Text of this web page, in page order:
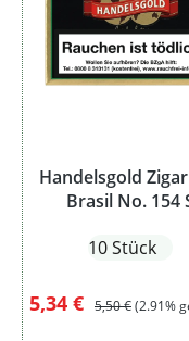
Handelsgold
Brasil No. 154
10 Stück
Verkaufspreis:
5,34 € Regulärer Preis:
5,50 €(2.91%